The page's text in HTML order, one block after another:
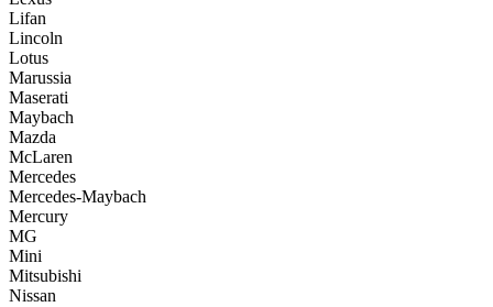
Lifan
Lincoln
Lotus
Marussia
Maserati
Maybach
Mazda
McLaren
Mercedes
Mercedes-Maybach
Mercury
MG
Mini
Mitsubishi
Nissan